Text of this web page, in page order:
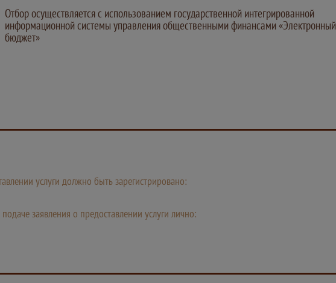
Отбор осуществляется с использованием государственной интегрированной
информационной системы управления общественными финансами «Электронный
бюджет»
услуги должно быть зарегистрировано:
заявления о предоставлении услуги лично: